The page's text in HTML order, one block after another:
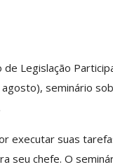
Legislação
seminário
executar suas
seu chefe. O
De Escolas De